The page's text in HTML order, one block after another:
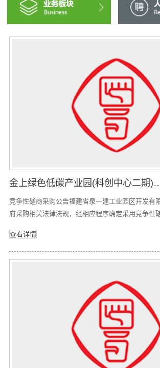
金上绿色低碳产业园(科创中心二期)项
竞争性磋商采购公告福建省泉一建工业园区开发有
府采购相关法律法规，经相应程序确定采用竞争性
的政府采购活动，现欢迎国内合格的供应商前来参
委托福建省臻信达项目管理有限公司开展竞争性磋
查看详情